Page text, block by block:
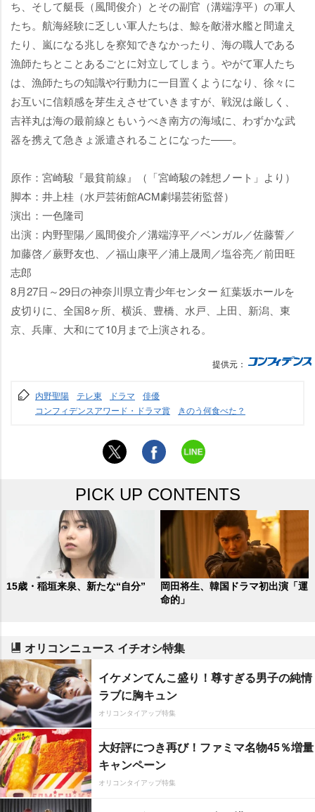
ち、そして艇長（風間俊介）とその副官（溝端淳平）の軍人
たち。航海経験に乏しい軍人たちは、鯨を敵潜水艦と間違え
たり、嵐になる兆しを察知できなかったり、海の職人である
漁師たちとことあるごとに対立してしまう。やがて軍人たち
は、漁師たちの知識や行動力に一目置くようになり、徐々に
お互いに信頼感を芽生えさせていきますが、戦況は厳しく、
吉祥丸は海の最前線ともいうべき南方の海域に、わずかな武
器を携えて急きょ派遣されることになった――。
原作：宮崎駿『最貧前線』（「宮崎駿の雑想ノート」より）
脚本：井上桂（水戸芸術館ACM劇場芸術監督）
演出：一色隆司
出演：内野聖陽／風間俊介／溝端淳平／ベンガル／佐藤誓／
加藤啓／蕨野友也、／福山康平／浦上晟周／塩谷亮／前田旺
志郎
8月27日～29日の神奈川県立青少年センター 紅葉坂ホールを
皮切りに、全国8ヶ所、横浜、豊橋、水戸、上田、新潟、東
京、兵庫、大和にて10月まで上演される。
提供元：
内野聖陽 テレ東 ドラマ
俳優
コンフィデンスアワード・ドラマ賞
きのう何食べた？
PICK UP CONTENTS
15歳・稲垣来泉、新たな“自分”
岡田将生、韓国ドラマ初出演「運
命的」
オリコンニュース イチオシ特集
イケメンてんこ盛り！尊すぎる男子の純情
ラブに胸キュン
オリコンタイアップ特集
大好評につき再び！ファミマ名物45％増量
キャンペーン
オリコンタイアップ特集